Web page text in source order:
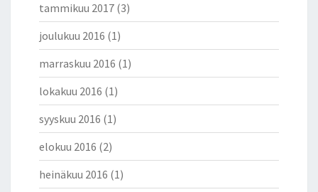
tammikuu 2017 (3)
joulukuu 2016 (1)
marraskuu 2016 (1)
lokakuu 2016 (1)
syyskuu 2016 (1)
elokuu 2016 (2)
heinäkuu 2016 (1)